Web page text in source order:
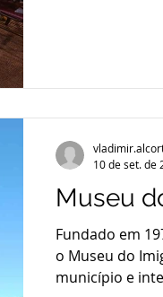
Museu
Fundado em
o Museu do
município e
10 de set. de